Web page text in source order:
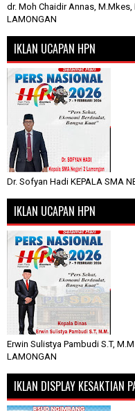
dr. Moh Chaidir Annas, M.Mkes,
LAMONGAN
IKLAN UCAPAN HPN
Dr. Sofyan Hadi KEPALA SMA
IKLAN UCAPAN HPN
Erwin Sulistya Pambudi S.T,
LAMONGAN
IKLAN DISPLAY KESAKTIAN